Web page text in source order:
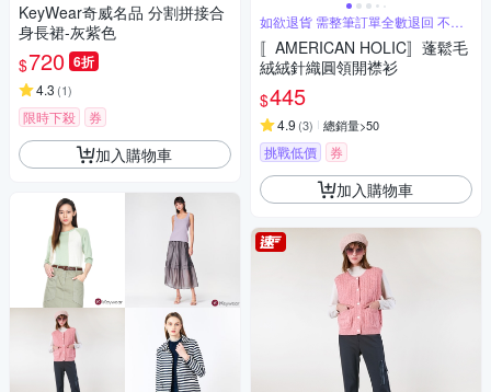
KeyWear奇威名品 分割拼接合
身長裙-灰紫色
$720 6折
4.3 (1)
限時下殺 券
加入購物車
如欲退貨 需整筆訂單全數退回 不能
單退
〚AMERICAN HOLIC〛蓬鬆毛
絨絨針織圓領開襟衫
$445
4.9 (3) 總銷量>50
挑戰低價 券
加入購物車